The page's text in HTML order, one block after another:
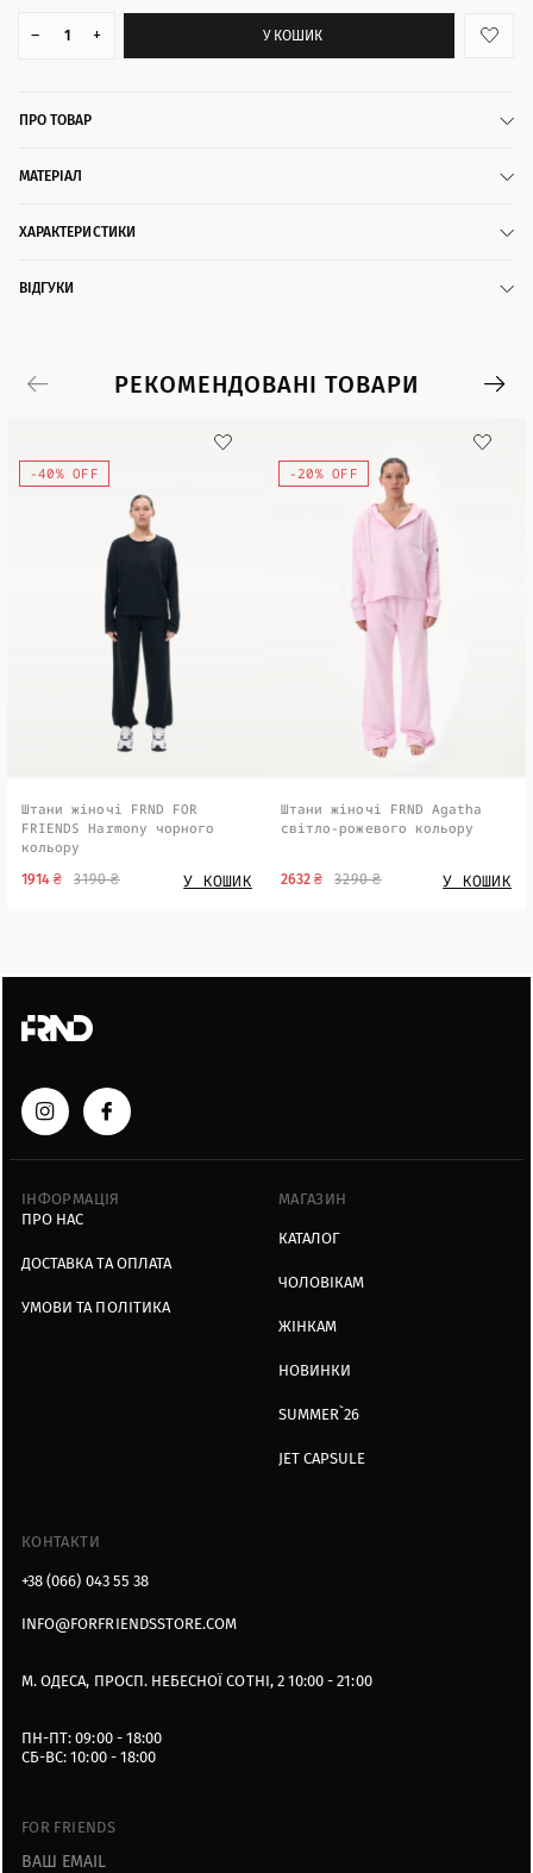
– + У КОШИК
ПРО ТОВАР
МАТЕРІАЛ
ХАРАКТЕРИСТИКИ
ВІДГУКИ
РЕКОМЕНДОВАНІ ТОВАРИ
-40% OFF
Штани жіночі FRND FOR
FRIENDS Harmony чорного
кольору
3190 ₴
1914 ₴ У КОШИК
-20% OFF
Штани жіночі FRND Agatha
світло-рожевого кольору
3290 ₴
2632 ₴ У КОШИК
КОНТАКТИ
+38 (066) 043 55 38
INFO@FORFRIENDSSTORE.COM
М. ОДЕСА, ПРОСП. НЕБЕСНОЇ СОТНІ, 2 10:00 - 21:00
ПН-ПТ: 09:00 - 18:00
СБ-ВС: 10:00 - 18:00
ІНФОРМАЦІЯ
ПРО НАС
ДОСТАВКА ТА ОПЛАТА
УМОВИ ТА ПОЛІТИКА
МАГАЗИН
КАТАЛОГ
ЧОЛОВІКАМ
ЖІНКАМ
НОВИНКИ
SUMMER`26
JET CAPSULE
FOR FRIENDS